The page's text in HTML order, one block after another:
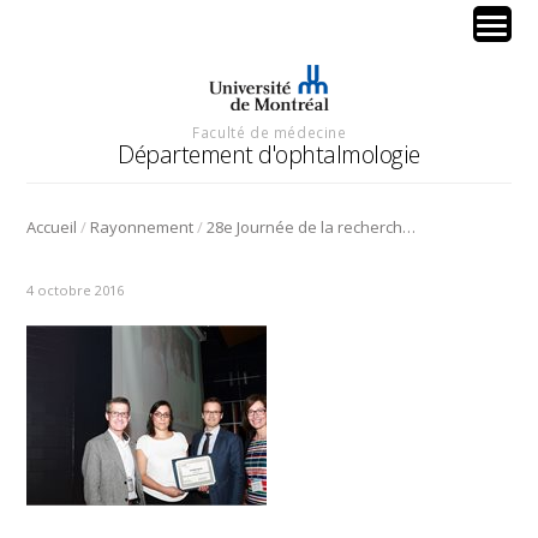
Faculté de médecine
Département d'ophtalmologie
Accueil / Rayonnement/ 28e Journée de la recherche en ophtalmologie de l’Université de Montréal
4 octobre 2016